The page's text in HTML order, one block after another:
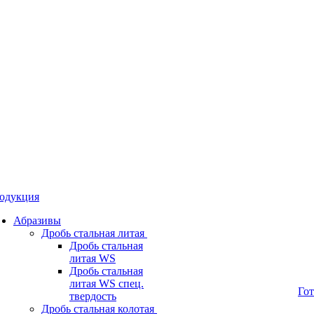
Абразивы
Дробь стальная литая
Дробь стальная
литая WS
Дробь стальная
литая WS спец.
твердость
Дробь стальная колотая